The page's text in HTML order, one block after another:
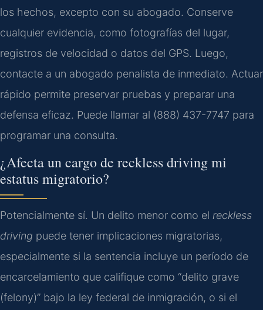
los hechos, excepto con su abogado. Conserve
cualquier evidencia, como fotografías del lugar,
registros de velocidad o datos del GPS. Luego,
contacte a un abogado penalista de inmediato. Actuar
rápido permite preservar pruebas y preparar una
defensa eficaz. Puede llamar al (888) 437-7747 para
programar una consulta.
¿Afecta un cargo de reckless drivingmi
estatus migratorio?
Potencialmente sí. Un delito menor como el reckless
driving puede tener implicaciones migratorias,
especialmente si la sentencia incluye un período de
encarcelamiento que califique como “delito grave
(felony)” bajo la ley federal de inmigración, o si el